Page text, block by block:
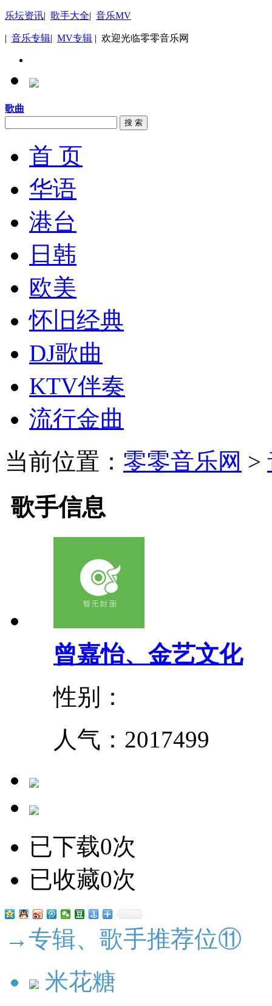
乐坛资讯| 歌手大全| 音乐MV
| 音乐专辑| MV专辑 | 欢迎光临零零音乐网
歌曲
搜 索
首 页
华语
港台
日韩
欧美
怀旧经典
DJ歌曲
KTV伴奏
流行金曲
当前位置： 零零音乐网 >
歌手信息
曾嘉怡、金艺文化
性别：
人气： 2017499
已下载0次
已收藏0次
→专辑、歌手推荐位⑪
米花糖